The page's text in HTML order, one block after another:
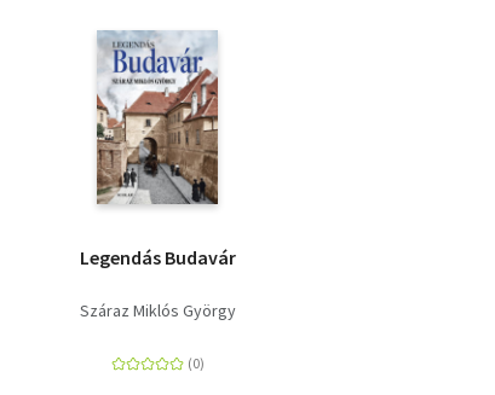
Legendás Budavár
Száraz Miklós György